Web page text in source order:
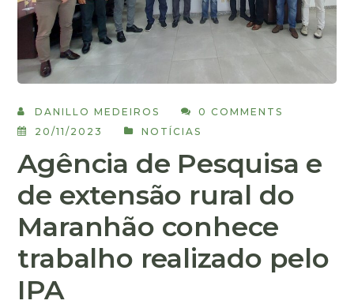
DANILLO MEDEIROS
0 COMMENTS
20/11/2023
NOTÍCIAS
Agência de Pesquisa e
de extensão rural do
Maranhão conhece
trabalho realizado pelo
IPA